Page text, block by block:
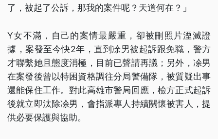
了，被起了公訴，那我的案件呢？天道何在？」
Y女不滿，自己的案情最嚴重，卻被刪照片湮滅證
據，案發至今快2年，直到凃男被起訴跟免職，警方
才聯繫她且態度消極，目前已聲請再議；另外，凃男
在案發後曾以特困資格調往分局警備隊，被質疑出事
還能保住工作。對此高雄市警局回應，檢方正式起訴
後就立即汰除凃男，會指派專人持續關懷被害人，提
供必要保護與協助。